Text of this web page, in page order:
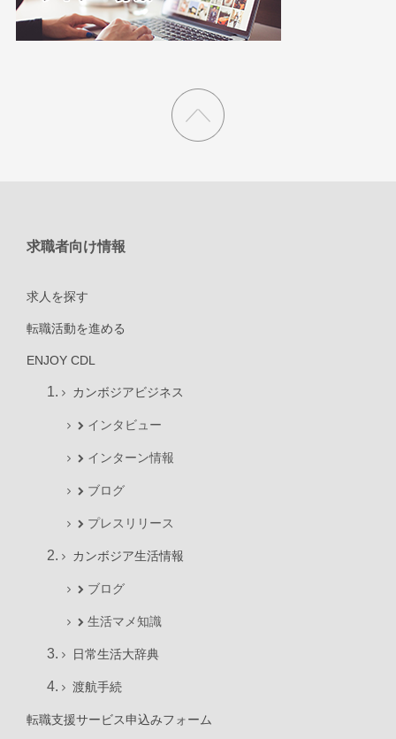
求職者向け情報
求人を探す
転職活動を進める
ENJOY CDL
カンボジアビジネス
インタビュー
インターン情報
ブログ
プレスリリース
カンボジア生活情報
ブログ
生活マメ知識
日常生活大辞典
渡航手続
転職支援サービス申込みフォーム